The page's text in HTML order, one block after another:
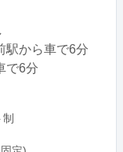
駅から車で6分
で6分